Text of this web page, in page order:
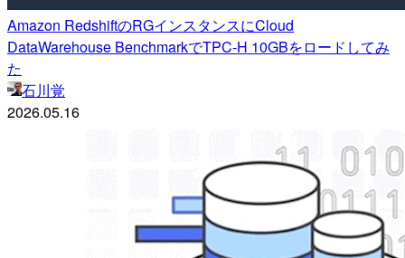
Amazon RedshiftのRGインスタンスにCloud
DataWarehouse BenchmarkでTPC-H 10GBをロードしてみ
た
石川覚
2026.05.16